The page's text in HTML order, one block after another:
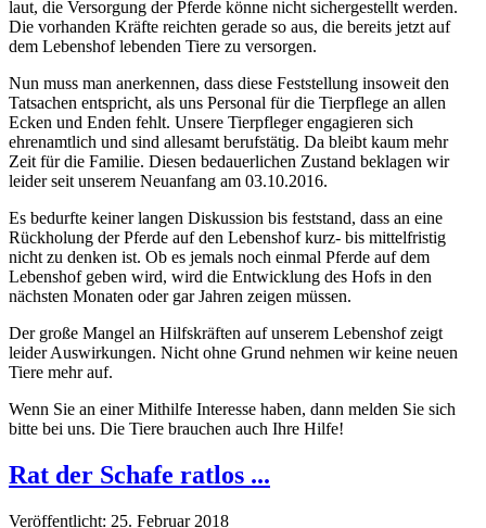
laut, die Versorgung der Pferde könne nicht sichergestellt werden.
Die vorhanden Kräfte reichten gerade so aus, die bereits jetzt auf
dem Lebenshof lebenden Tiere zu versorgen.
Nun muss man anerkennen, dass diese Feststellung insoweit den
Tatsachen entspricht, als uns Personal für die Tierpflege an allen
Ecken und Enden fehlt. Unsere Tierpfleger engagieren sich
ehrenamtlich und sind allesamt berufstätig. Da bleibt kaum mehr
Zeit für die Familie. Diesen bedauerlichen Zustand beklagen wir
leider seit unserem Neuanfang am 03.10.2016.
Es bedurfte keiner langen Diskussion bis feststand, dass an eine
Rückholung der Pferde auf den Lebenshof kurz- bis mittelfristig
nicht zu denken ist. Ob es jemals noch einmal Pferde auf dem
Lebenshof geben wird, wird die Entwicklung des Hofs in den
nächsten Monaten oder gar Jahren zeigen müssen.
Der große Mangel an Hilfskräften auf unserem Lebenshof zeigt
leider Auswirkungen. Nicht ohne Grund nehmen wir keine neuen
Tiere mehr auf.
Wenn Sie an einer Mithilfe Interesse haben, dann melden Sie sich
bitte bei uns. Die Tiere brauchen auch Ihre Hilfe!
Rat der Schafe ratlos ...
Veröffentlicht: 25. Februar 2018